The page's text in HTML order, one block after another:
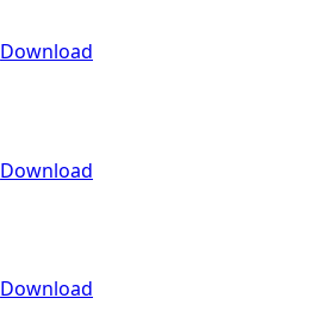
Download
Download
Download